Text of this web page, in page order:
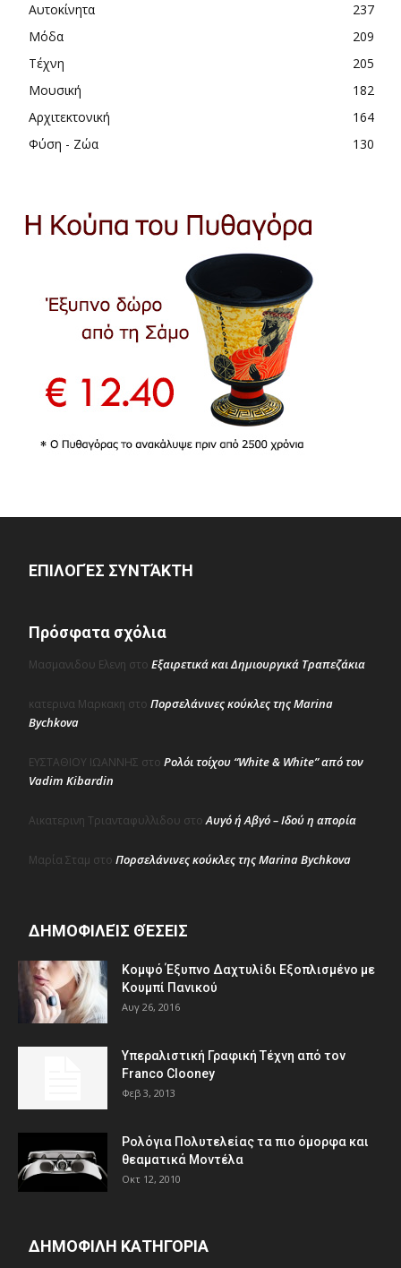
Αυτοκίνητα
237
Μόδα
209
Τέχνη
205
Μουσική
182
Αρχιτεκτονική
164
Φύση - Ζώα
130
ΕΠΙΛΟΓΈΣ ΣΥΝΤΆΚΤΗ
Πρόσφατα σχόλια
Μασμανιδου Ελενη στο Εξαιρετικά και Δημιουργικά Τραπεζάκια
κατερινα Μαρκακη στο Πορσελάνινες κούκλες της Marina
Bychkova
ΕΥΣΤΑΘΙΟΥ ΙΩΑΝΝΗΣ στο Ρολόι τοίχου “White & White” από τον
Vadim Kibardin
Αικατερινη Τριανταφυλλιδου στοΑυγό ή Αβγό – Ιδού η απορία
Μαρία Σταμ στο Πορσελάνινες κούκλες της Marina Bychkova
ΔΗΜΟΦΙΛΕΊΣ ΘΈΣΕΙΣ
Κομψό Έξυπνο Δαχτυλίδι Εξοπλισμένο με
Κουμπί Πανικού
Αυγ 26, 2016
Υπεραλιστική Γραφική Τέχνη από τον
Franco Clooney
Φεβ 3, 2013
Ρολόγια Πολυτελείας τα πιο όμορφα και
θεαματικά Μοντέλα
Οκτ 12, 2010
ΔΗΜΟΦΙΛΗ ΚΑΤΗΓΟΡΙΑ